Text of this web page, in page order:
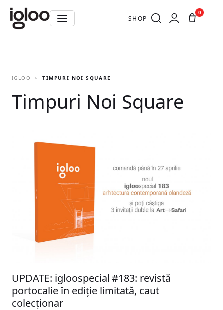
SHOP
0
IGLOO TIMPURI NOI SQUARE
Timpuri Noi Square
UPDATE: igloospecial #183: revistă
portocalie în ediție limitată, caut
colecționar